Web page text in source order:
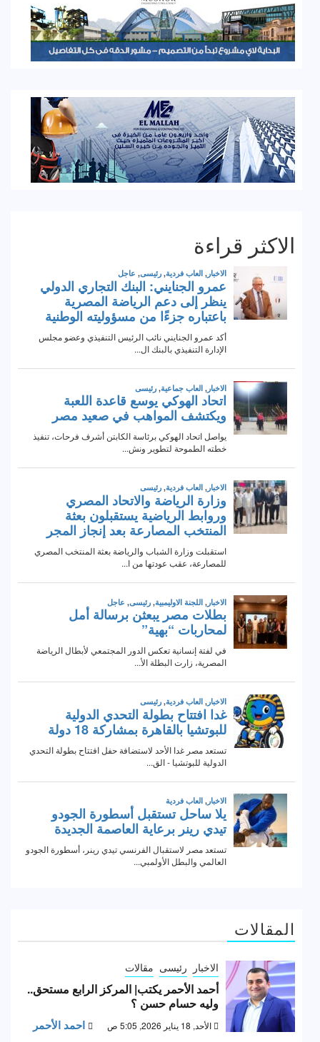
الاكثر قراءة
المقالات
الاخبار رئيسى مقالات
أحمد الأحمر يكتب| المركز الرابع مستحق..
وليه حسام حسن ؟
الأحد, 18 يناير 2026, 5:05 ص احمد الأحمر